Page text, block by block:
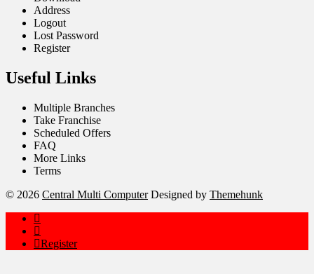
Address
Logout
Lost Password
Register
Useful Links
Multiple Branches
Take Franchise
Scheduled Offers
FAQ
More Links
Terms
© 2026 Central Multi Computer Designed by Themehunk
Register